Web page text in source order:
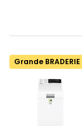
Grande BRADERIE